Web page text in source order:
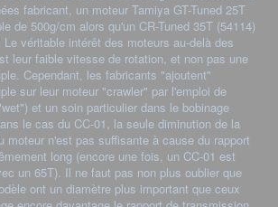
fabricant, un moteur Tamiya GT-Tuned 25T
de 500g/cm alors qu'un CR-Tuned 35T (54114)
véritable intérêt des moteurs au-delà des
leur faible vitesse de rotation, et non pas une
Cependant, les fabricants "ajoutent"
sur leur moteur "crawler" par l'emploi de
et un soin particulier dans le bobinage
le cas du CC-01, la seule diminution de la
moteur n'est pas suffisante à cause du rapport
long (encore une fois, un CC-01 est
un 65T). Il ne faut pas non plus oublier que
ont un diamètre plus important que ceux